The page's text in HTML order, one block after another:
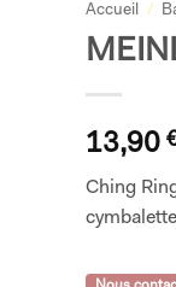
Accueil /
13,90
Ching